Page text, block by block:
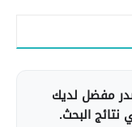
مفضل لديك
البحث.